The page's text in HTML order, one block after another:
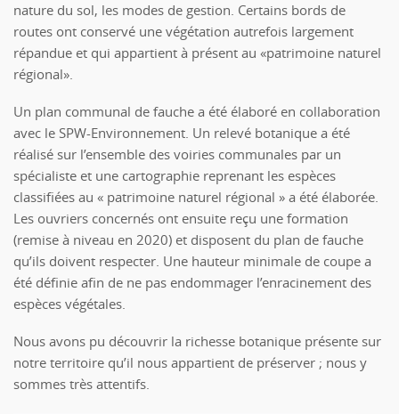
nature du sol, les modes de gestion. Certains bords de
routes ont conservé une végétation autrefois largement
répandue et qui appartient à présent au «patrimoine naturel
régional».
Un plan communal de fauche a été élaboré en collaboration
avec le SPW-Environnement. Un relevé botanique a été
réalisé sur l’ensemble des voiries communales par un
spécialiste et une cartographie reprenant les espèces
classifiées au « patrimoine naturel régional » a été élaborée.
Les ouvriers concernés ont ensuite reçu une formation
(remise à niveau en 2020) et disposent du plan de fauche
qu’ils doivent respecter. Une hauteur minimale de coupe a
été définie afin de ne pas endommager l’enracinement des
espèces végétales.
Nous avons pu découvrir la richesse botanique présente sur
notre territoire qu’il nous appartient de préserver ; nous y
sommes très attentifs.